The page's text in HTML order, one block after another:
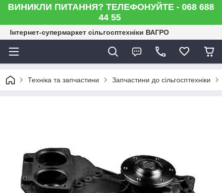
ВИНИКЛИ ПИТАННЯ? ТЕЛЕФОНУЙТЕ - 068 688
44 55
Інтернет-супермаркет сільгосптехніки ВАГРО
Техніка та запчастини Запчастини до сільгосптехніки